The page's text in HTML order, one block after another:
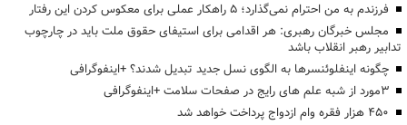
فرزندم به من احترام نمی‌گذارد؛ ۵ راهکار عملی برای معکوس کردن این رفتار
مجلس خبرگان رهبری: هر اقدامی برای استیفای حقوق ملت باید در چارچوب
تدابیر رهبر انقلاب باشد
چگونه اینفلوئنسرها به الگوی نسل جدید تبدیل شدند؟ +اینفوگرافی
3مورد از شبه علم های رایج در صفحات سلامت +اینفوگرافی
۴۵۰ هزار فقره وام ازدواج پرداخت خواهد شد